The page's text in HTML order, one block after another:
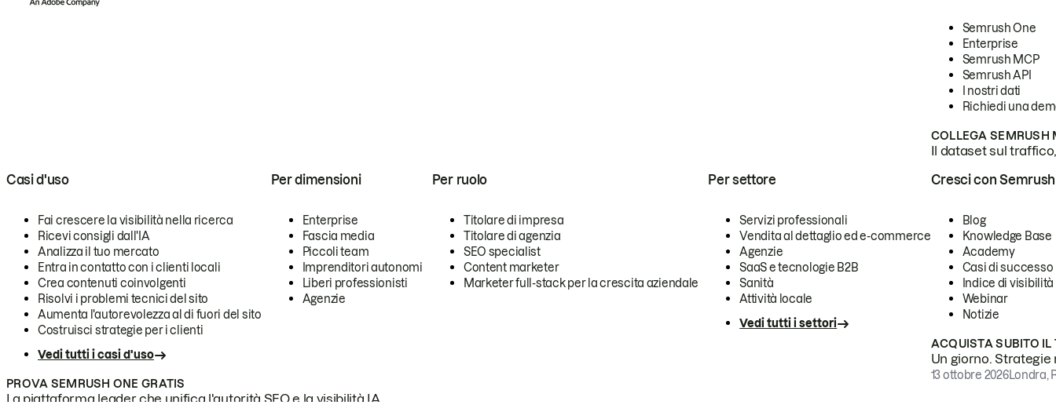
Semrush One
Enterprise
Semrush MCP
Semrush API
I nostri dati
Richiedi una
COLLEGA SEMRUSH
Il dataset sul
Casi d'uso
Fai crescere la visibilità nella ricerca
Ricevi consigli dall'IA
Analizza il tuo mercato
Entra in contatto con i clienti locali
Crea contenuti coinvolgenti
Risolvi i problemi tecnici del sito
Aumenta l'autorevolezza al di fuori del sito
Costruisci strategie per i clienti
Vedi tutti i casi d'uso
Per dimensioni
Enterprise
Fascia media
Piccoli team
Imprenditori autonomi
Liberi professionisti
Agenzie
Per ruolo
Titolare di impresa
Titolare di agenzia
SEO specialist
Content marketer
Marketer full-stack per la crescita aziendale
Per settore
Servizi professionali
Vendita al dettaglio ed e-commerce
Agenzie
SaaS e tecnologie B2B
Sanità
Attività locale
Vedi tutti i settori
PROVA SEMRUSH ONE GRATIS
La piattaforma leader che unifica l'autorità SEO e la visibilità IA.
Cresci con Semrush
Blog
Knowledge Base
Academy
Casi di successo
Indice di visibilità
Webinar
Notizie
ACQUISTA SUBITO IL
Un giorno.
13 ottobre 2026Londra,